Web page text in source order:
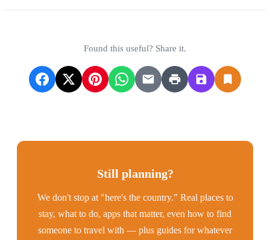
Found this useful? Share it.
Still planning?
We don't stop at "here's the country." Real places to
stay, what to do, apps that matter, even how to find
someone to travel with — plus guides for whatever